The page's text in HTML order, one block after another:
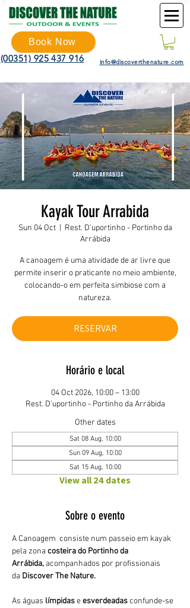
Book Now
(00351) 925 437 916 info@discoverthenature.com
Kayak Tour Arrabida
Sun 04 Oct
  |
Rest. D'uportinho - Portinho da
Arrábida
A canoagem é uma atividade de ar livre que
permite inserir o praticante no meio ambiente,
colocando-o em perfeita simbiose com a
natureza.
RESERVAR
Horário e local
04 Oct 2026, 10:00 – 13:00
Rest. D'uportinho - Portinho da Arrábida
Other dates
Sat 08 Aug, 10:00
Sun 09 Aug, 10:00
Sat 15 Aug, 10:00
View all 24 dates
Sobre o evento
A Canoagem  consiste num passeio em kayak
pela zona costeira do Portinho da
Arrábida, acompanhados por profissionais
da Discover The Nature.
As águas límpidas e esverdeadas confunde-se